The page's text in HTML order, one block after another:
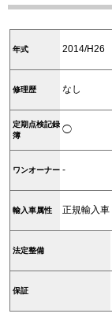
年式 2014/H26
修理歴 なし
定期点検記録
簿
◯
ワンオーナー -
輸入車属性 正規輸入車
法定整備
保証